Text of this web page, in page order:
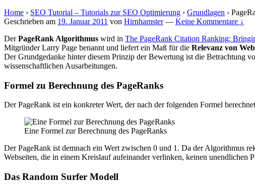
Home › SEO Tutorial – Tutorials zur SEO Optimierung › Grundlagen ›
Geschrieben am 19. Januar 2011 von Hirnhamster — Keine Kommentare ↓
DerPageRank Algorithmus wird in The PageRank Citation Ranking:
Mitgründer Larry Page benannt und liefert ein Maß für die Relevanz von
Der Grundgedanke hinter diesem Prinzip der Bewertung ist die Betrachtung
wissenschaftlichen Ausarbeitungen.
Formel zu Berechnung des PageRanks
Der PageRank ist ein konkreter Wert, der nach der folgenden Formel
Eine Formel zur Berechnung des PageRanks
Der PageRank ist demnach ein Wert zwischen 0 und 1. Da der Algorithmus
Webseiten, die in einem Kreislauf aufeinander verlinken, keinen unendlichen
Das Random Surfer Modell